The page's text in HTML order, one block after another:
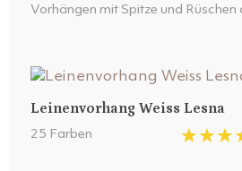
Vorhängen mit Spitze und
Leinenvorhang Weiss Lesna
25 Farben